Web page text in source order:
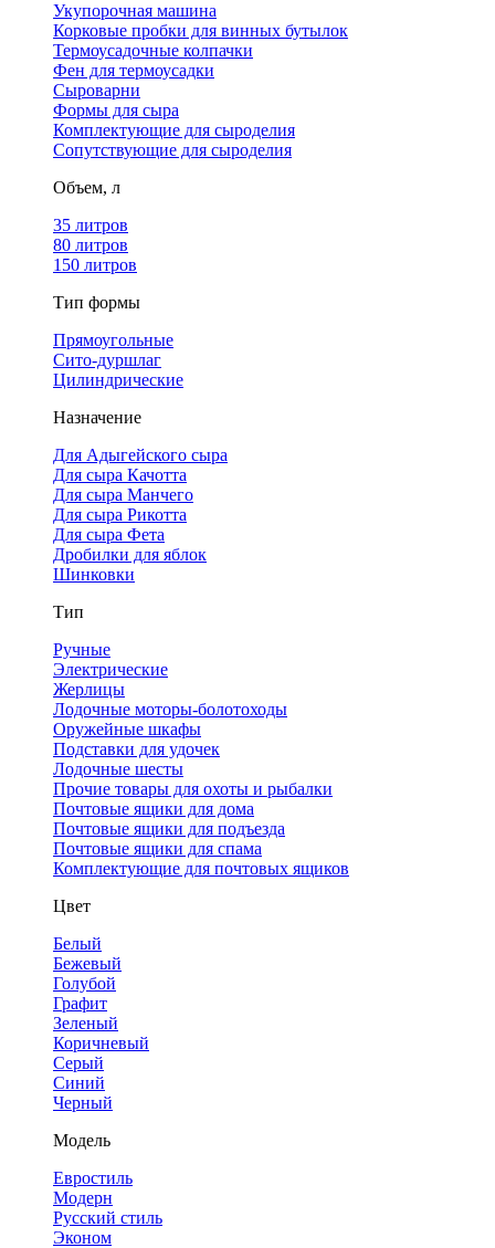
Укупорочная машина
Корковые пробки для винных бутылок
Термоусадочные колпачки
Фен для термоусадки
Сыроварни
Формы для сыра
Комплектующие для сыроделия
Сопутствующие для сыроделия
Объем, л
35 литров
80 литров
150 литров
Тип формы
Прямоугольные
Сито-дуршлаг
Цилиндрические
Назначение
Для Адыгейского сыра
Для сыра Качотта
Для сыра Манчего
Для сыра Рикотта
Для сыра Фета
Дробилки для яблок
Шинковки
Тип
Ручные
Электрические
Жерлицы
Лодочные моторы-болотоходы
Оружейные шкафы
Подставки для удочек
Лодочные шесты
Прочие товары для охоты и рыбалки
Почтовые ящики для дома
Почтовые ящики для подъезда
Почтовые ящики для спама
Комплектующие для почтовых ящиков
Цвет
Белый
Бежевый
Голубой
Графит
Зеленый
Коричневый
Серый
Синий
Черный
Модель
Евростиль
Модерн
Русский стиль
Эконом